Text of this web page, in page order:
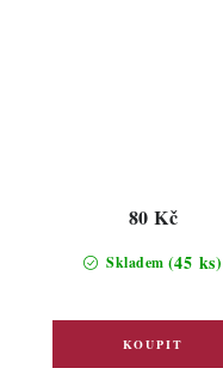
Skladem (45 ks)
80 Kč